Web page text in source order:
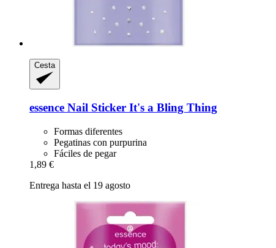
Cesta
essence Nail Sticker It's a Bling Thing
Formas diferentes
Pegatinas con purpurina
Fáciles de pegar
1,89 €
Entrega hasta el 19 agosto